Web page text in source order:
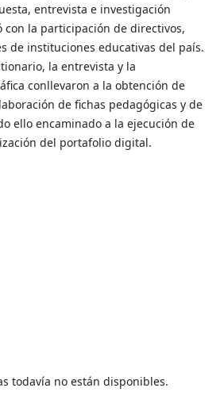
entrevista e investigación
con la participación de directivos,
de instituciones educativas del país.
la entrevista y la
conllevaron a la obtención de
de fichas pedagógicas y de
ello encaminado a la ejecución de
del portafolio digital.
todavía no están disponibles.